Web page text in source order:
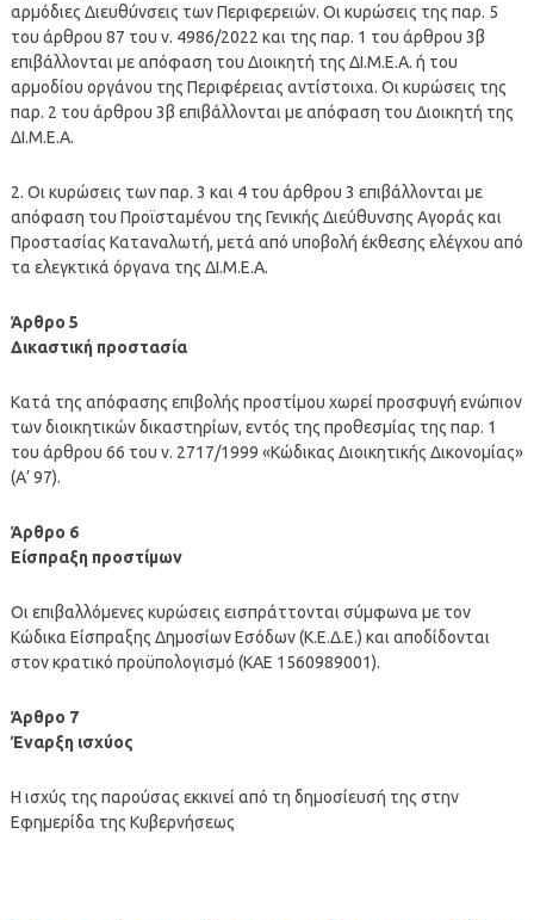
αρμόδιες Διευθύνσεις των Περιφερειών. Οι κυρώσεις της παρ. 5
του άρθρου 87 του ν. 4986/2022 και της παρ. 1 του άρθρου 3β
επιβάλλονται με απόφαση του Διοικητή της ΔΙ.Μ.Ε.Α. ή του
αρμοδίου οργάνου της Περιφέρειας αντίστοιχα. Οι κυρώσεις της
παρ. 2 του άρθρου 3β επιβάλλονται με απόφαση του Διοικητή της
ΔΙ.Μ.Ε.Α.
2. Οι κυρώσεις των παρ. 3 και 4 του άρθρου 3 επιβάλλονται με
απόφαση του Προϊσταμένου της Γενικής Διεύθυνσης Αγοράς και
Προστασίας Καταναλωτή, μετά από υποβολή έκθεσης ελέγχου από
τα ελεγκτικά όργανα της ΔΙ.Μ.Ε.Α.
Άρθρο 5
Δικαστική προστασία
Κατά της απόφασης επιβολής προστίμου χωρεί προσφυγή ενώπιον
των διοικητικών δικαστηρίων, εντός της προθεσμίας της παρ. 1
του άρθρου 66 του ν. 2717/1999 «Κώδικας Διοικητικής Δικονομίας»
(Α’ 97).
Άρθρο 6
Είσπραξη προστίμων
Οι επιβαλλόμενες κυρώσεις εισπράττονται σύμφωνα με τον
Κώδικα Είσπραξης Δημοσίων Εσόδων (Κ.Ε.Δ.Ε.) και αποδίδονται
στον κρατικό προϋπολογισμό (ΚΑΕ 1560989001).
Άρθρο 7
Έναρξη ισχύος
Η ισχύς της παρούσας εκκινεί από τη δημοσίευσή της στην
Εφημερίδα της Κυβερνήσεως